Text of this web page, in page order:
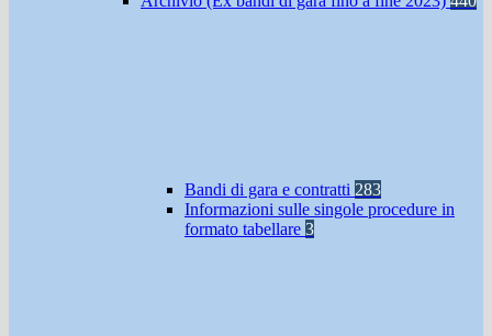
Bandi di gara e contratti 283
Informazioni sulle singole procedure in
formato tabellare 3